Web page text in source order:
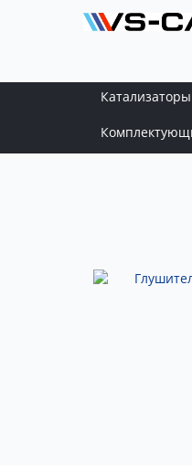
Катализаторы